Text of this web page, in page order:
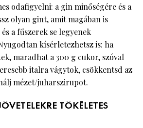
odafigyelni: a gin minőségére és a
olyan gint, amit magában is
a fűszerek se legyenek
kísérletezhetsz is: ha
maradhat a 300 g cukor, szóval
italra vágytok, csökkentsd az
mézet/juharszirupot.
TÖKÉLETES